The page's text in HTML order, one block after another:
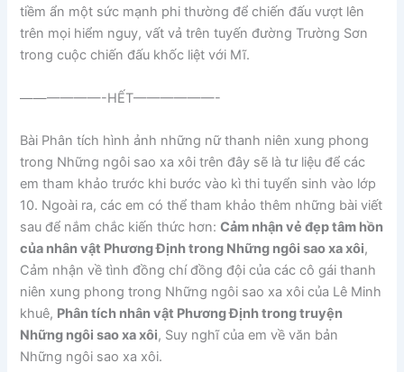
tiềm ẩn một sức mạnh phi thường để chiến đấu vượt lên
trên mọi hiểm nguy, vất vả trên tuyến đường Trường Sơn
trong cuộc chiến đấu khốc liệt với Mĩ.
——————-HẾT——————-
Bài Phân tích hình ảnh những nữ thanh niên xung phong
trong Những ngôi sao xa xôi trên đây sẽ là tư liệu để các
em tham khảo trước khi bước vào kì thi tuyển sinh vào lớp
10. Ngoài ra, các em có thể tham khảo thêm những bài viết
sau để nắm chắc kiến thức hơn:Cảm nhận vẻ đẹp tâm hồn
của nhân vật Phương Định trong Những ngôi sao xa xôi,
Cảm nhận về tình đồng chí đồng đội của các cô gái thanh
niên xung phong trong Những ngôi sao xa xôi của Lê Minh
khuê, Phân tích nhân vật Phương Định trong truyện
Những ngôi sao xa xôi, Suy nghĩ của em về văn bản
Những ngôi sao xa xôi.